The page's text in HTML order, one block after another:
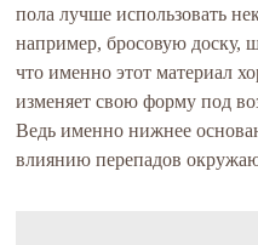
пола лучше использовать
например, бросовую доску,
что именно этот материал
изменяет свою форму под
Ведь именно нижнее
влиянию перепадов